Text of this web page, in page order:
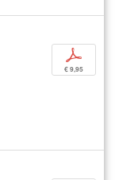
p
€ 9,95